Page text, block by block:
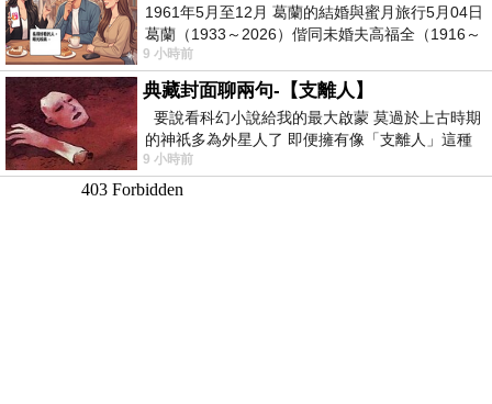
1961年5月至12月 葛蘭的結婚與蜜月旅行5月04日
葛蘭（1933～2026）偕同未婚夫高福全（1916～
2004）乘郵輪赴倫敦6月15日於英國倫敦St.S
9 小時前
典藏封面聊兩句-【支離人】
要說看科幻小說給我的最大啟蒙 莫過於上古時期
的神祇多為外星人了 即便擁有像「支離人」這種
驚世駭俗的神通法門 也未必讀
9 小時前